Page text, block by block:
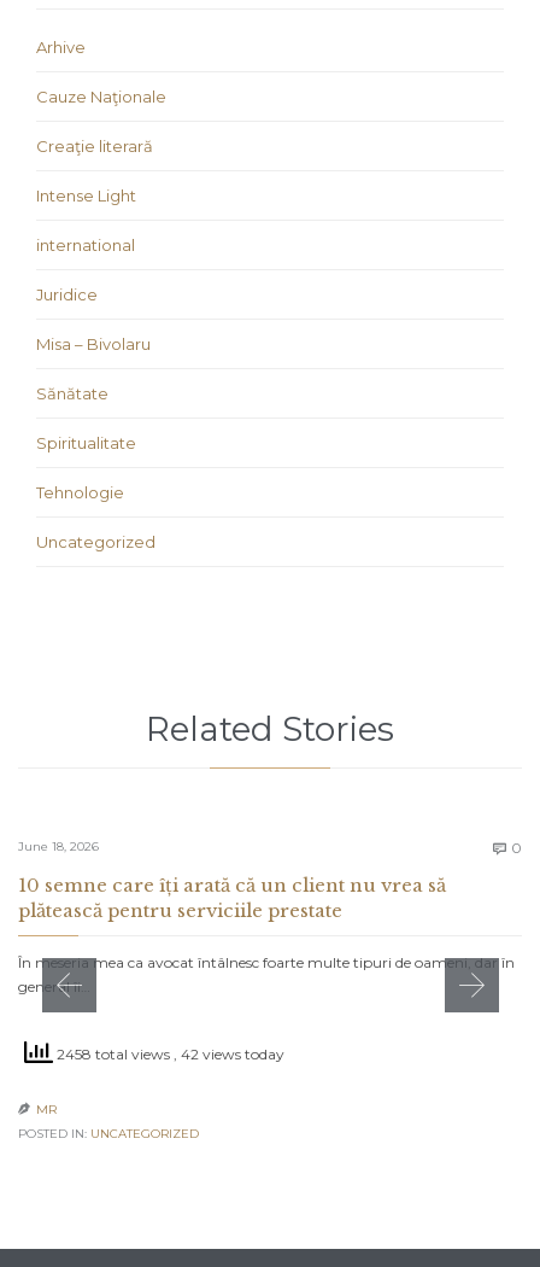
Arhive
Cauze Naţionale
Creaţie literară
Intense Light
international
Juridice
Misa – Bivolaru
Sănătate
Spiritualitate
Tehnologie
Uncategorized
Related Stories
June 18, 2026  0
10 semne care îți arată că un client nu vrea să
plătească pentru serviciile prestate
În meseria mea ca avocat întâlnesc foarte multe tipuri de oameni, dar în
general îi…
2458 total views , 42 views today
 MR
POSTED IN: UNCATEGORIZED